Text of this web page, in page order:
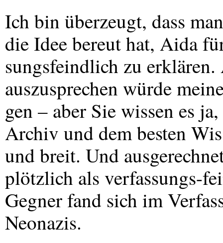
Ich bin überzeugt, dass
die Idee bereut hat, Aida
sungsfeindlich zu
auszusprechen würde
gen – aber Sie wissen es
Archiv und dem besten
und breit. Und
plötzlich als verfassungs-
Gegner fand sich im
Neonazis.